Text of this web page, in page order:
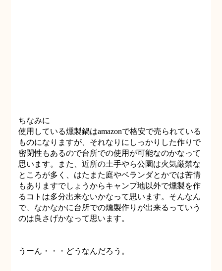
ちなみに
使用している燻製鍋はamazonで格安で売られている
ものになりますが、それなりにしっかりした作りで
密閉性もあるので台所での使用が可能なのかなって
思います。また、近所の土手やら公園は火気厳禁な
ところが多く、はたまた庭やベランダとかでは苦情
もありますでしょうからキャンプ地以外で燻製を作
るコトは多分出来ないかなって思います。そんなん
で、なかなかに台所での燻製作りが出来るっていう
のは良さげかなって思います。
うーん・・・どうなんだろう。